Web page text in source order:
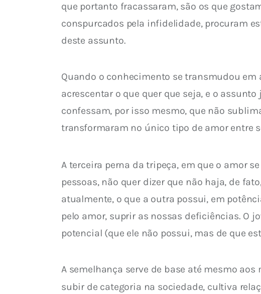
que portanto fracassaram, são os que
conspurcados pela infidelidade, procuram
deste assunto.
Quando o conhecimento se transmudou
acrescentar o que quer que seja, e o
confessam, por isso mesmo, que não
transformaram no único tipo de amor entre
A terceira perna da tripeça, em que o amor se
pessoas, não quer dizer que não haja, de
atualmente, o que a outra possui, em
pelo amor, suprir as nossas deficiências. O
potencial (que ele não possui, mas de que
A semelhança serve de base até mesmo
subir de categoria na sociedade, cultiva